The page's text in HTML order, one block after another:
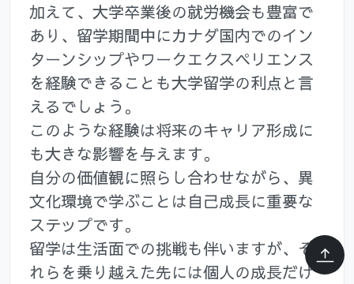
加えて、大学卒業後の就労機会も豊富で
あり、留学期間中にカナダ国内でのイン
ターンシップやワークエクスペリエンス
を経験できることも大学留学の利点と言
えるでしょう。
このような経験は将来のキャリア形成に
も大きな影響を与えます。
自分の価値観に照らし合わせながら、異
文化環境で学ぶことは自己成長に重要な
ステップです。
留学は生活面での挑戦も伴いますが、そ
れらを乗り越えた先には個人の成長だけ